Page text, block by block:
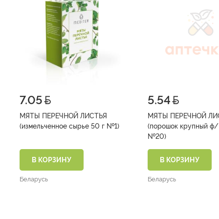
7.05
МЯТЫ ПЕРЕЧНОЙ ЛИСТЬЯ
(измельченное сырье 50 г №1)
В КОРЗИНУ
Беларусь
5.54
МЯТЫ ПЕРЕЧНОЙ
(порошок крупный ф/п 1,2 г
№20)
В КОРЗИНУ
Беларусь